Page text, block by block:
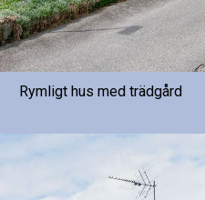
Rymligt hus med trädgård